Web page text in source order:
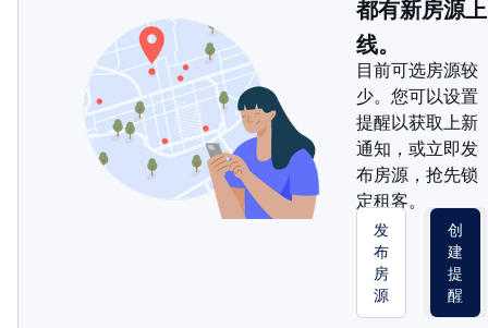
都有新房源上
线。
目前可选房源较
少。您可以设置
提醒以获取上新
通知，或立即发
布房源，抢先锁
定租客。
发
布
房
源
创
建
提
醒